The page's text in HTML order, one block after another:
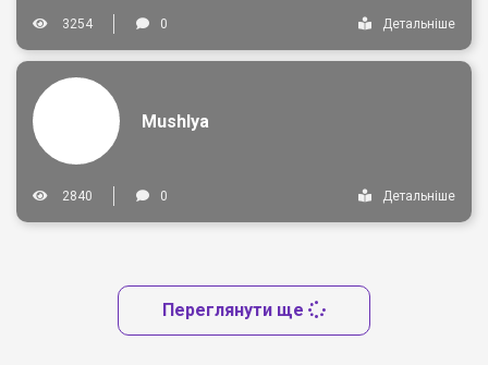
3254 0 Детальніше
Mushlya
2840 0 Детальніше
Переглянути ще